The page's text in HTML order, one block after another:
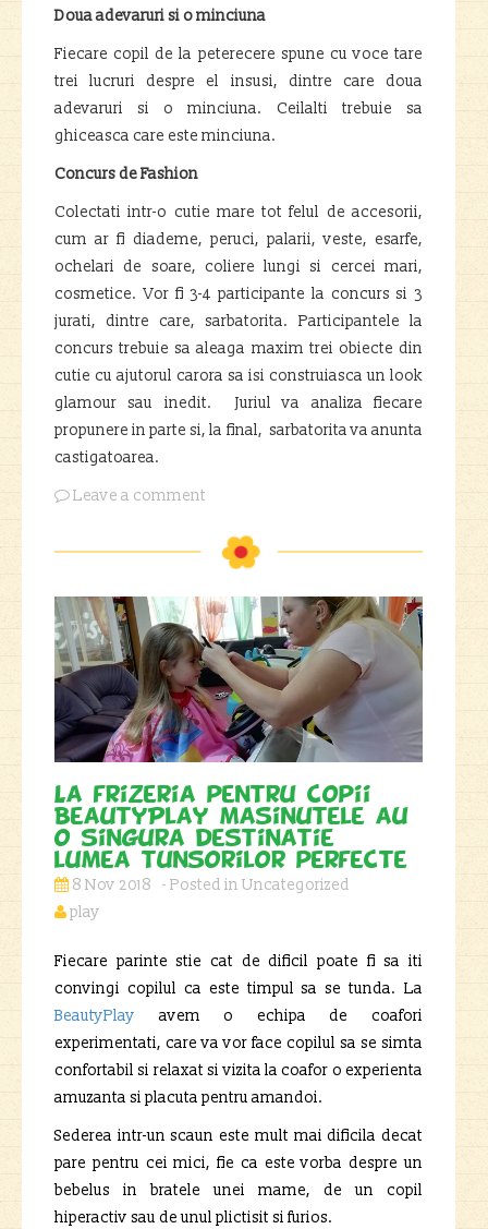
Doua adevaruri si o minciuna
Fiecare copil de la peterecere spune cu voce tare
trei lucruri despre el insusi, dintre care doua
adevaruri si o minciuna. Ceilalti trebuie sa
ghiceasca care este minciuna.
Concurs de Fashion
Colectati intr-o cutie mare tot felul de accesorii,
cum ar fi diademe, peruci, palarii, veste, esarfe,
ochelari de soare, coliere lungi si cercei mari,
cosmetice. Vor fi 3-4 participante la concurs si 3
jurati, dintre care, sarbatorita. Participantele la
concurs trebuie sa aleaga maxim trei obiecte din
cutie cu ajutorul carora sa isi construiasca un look
glamour sau inedit. Juriul va analiza fiecare
propunere in parte si, la final, sarbatorita va anunta
castigatoarea.
Leave a comment
La frizeria pentru copii
BeautyPlay masinutele au
o singura destinatie –
lumea tunsorilor perfecte
8 Nov 2018
Uncategorized
play
Fiecare parinte stie cat de dificil poate fi sa iti
convingi copilul ca este timpul sa se tunda. La
BeautyPlay avem o echipa de coafori
experimentati, care va vor face copilul sa se simta
confortabil si relaxat si vizita la coafor o experienta
amuzanta si placuta pentru amandoi.
Sederea intr-un scaun este mult mai dificila decat
pare pentru cei mici, fie ca este vorba despre un
bebelus in bratele unei mame, de un copil
hiperactiv sau de unul plictisit si furios.